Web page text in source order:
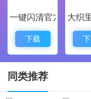
3、调整了部分页
4、新增模块
一键闪清官方最新版
下载
大织
同类推荐